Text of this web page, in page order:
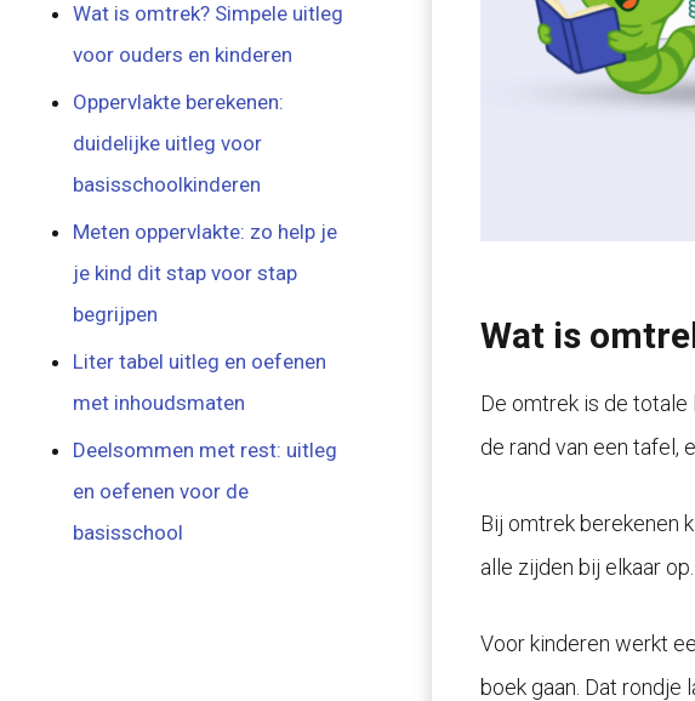
Wat is
De omtrek is de totale
de rand van een tafel,
Bij omtrek berekenen
alle zijden bij elkaar
Voor kinderen werkt
boek gaan. Dat rondje
Wat is omtrek? Simpele uitleg
voor ouders en kinderen
Oppervlakte berekenen:
duidelijke uitleg voor
basisschoolkinderen
Meten oppervlakte: zo help je
je kind dit stap voor stap
begrijpen
Liter tabel uitleg en oefenen
met inhoudsmaten
Deelsommen met rest: uitleg
en oefenen voor de
basisschool